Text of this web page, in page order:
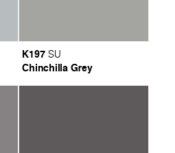
K197 SU
Chinchilla Grey